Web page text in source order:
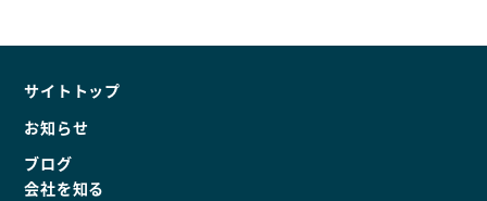
サイトトップ
お知らせ
ブログ
会社を知る